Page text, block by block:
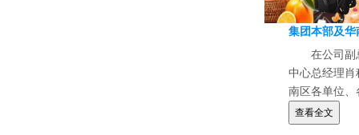
在公司副
中心总经理
南区各单位
心联合人人
部及华南OA
查看全文